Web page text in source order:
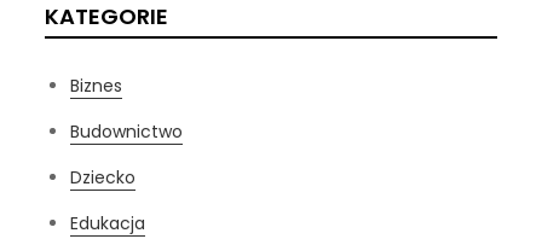
KATEGORIE
Biznes
Budownictwo
Dziecko
Edukacja